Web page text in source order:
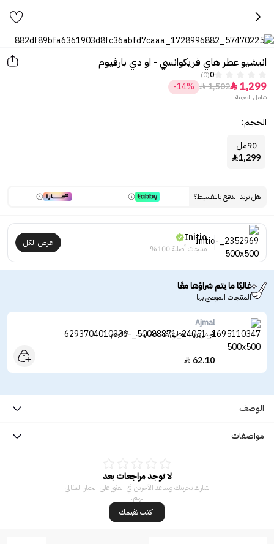
انيشيو عطر هاي فريكوانسي - او دي بارفيوم
0
(0)
1,299

1,502

-14%
شامل الضريبة
الحجم:
90مل
1,299

هل تريد الدفع بالتقسيط؟
Initio
منتجات أصلية 100%
عرض الكل
غالبًا ما يتم شراؤها معًا
المنتجات الموصى بها
Ajmal
أجمل زيت عطري مسك سيلك - 12جم
62.10

الوصف
مواصفات
لا توجد مراجعات بعد
شارك تجربتك وساعد الآخرين في العثور على الخيار المثالي
لهم.
اكتب تقيمك